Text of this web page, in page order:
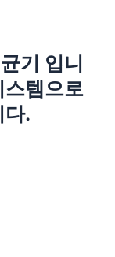
기 입니
스템으로
다.